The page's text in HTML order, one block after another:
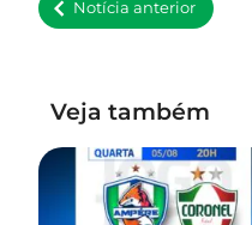
Notícia anterior
Veja também